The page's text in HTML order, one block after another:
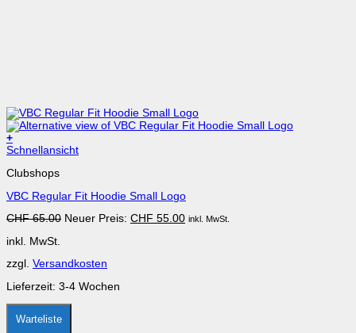
+
Dieses
weist
Varianten
Die
können
der
Produktseite
gewählt
werden
Schnellansicht
Clubshops
VBC Regular Fit Hoodie Small Logo
CHF65.00 Ursprünglicher
Neuer Preis: CHF 55.00Aktueller
inkl. MwSt.
inkl. MwSt.
zzgl. Versandkosten
Lieferzeit: 3-4 Wochen
Warteliste